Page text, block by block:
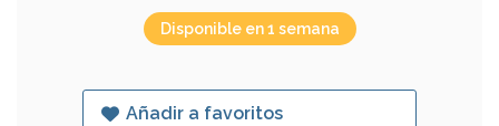
Disponible en 1 semana
Añadir a favoritos